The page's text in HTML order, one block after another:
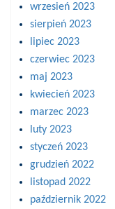
wrzesień 2023
sierpień 2023
lipiec 2023
czerwiec 2023
maj 2023
kwiecień 2023
marzec 2023
luty 2023
styczeń 2023
grudzień 2022
listopad 2022
październik 2022